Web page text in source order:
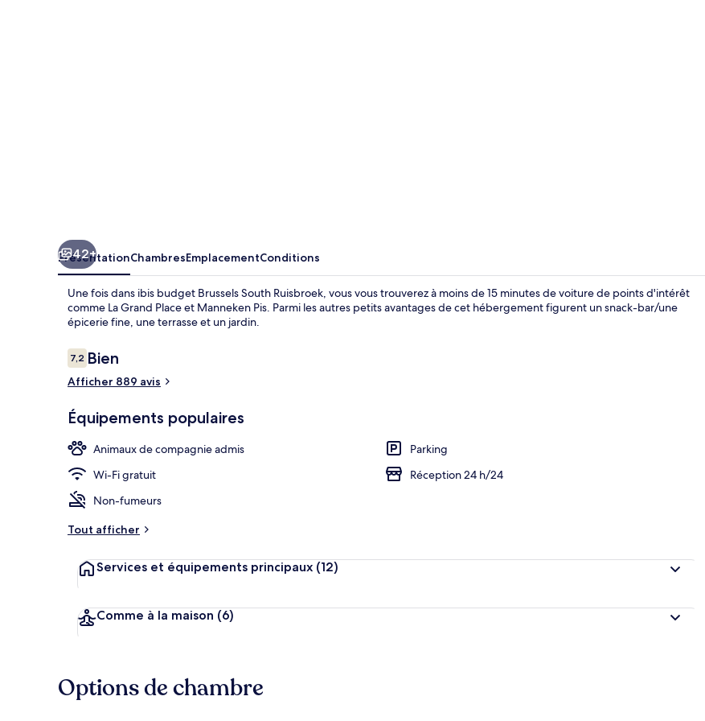
42+
PrésentationChambresEmplacementConditions
Une fois dans ibis budget Brussels South Ruisbroek, vous vous trouverez à moins de 15 minutes de voiture de points d'intérêt
comme La Grand Place et Manneken Pis. Parmi les autres petits avantages de cet hébergement figurent un snack-bar/une
épicerie fine, une terrasse et un jardin.
Avis
voyageurs
7,27,2 sur 10
Bien
Afficher 889 avis
Équipements populaires
Animaux de compagnie admis
Parking
Wi-Fi gratuit
Réception 24 h/24
Non-fumeurs
Tout afficher
Services et équipements principaux (12)
Comme à la maison (6)
Options de chambre